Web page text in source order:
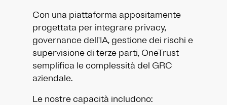
Con una piattaforma appositamente
progettata per integrare privacy,
governance dell'IA, gestione dei rischi e
supervisione di terze parti, OneTrust
semplifica le complessità del GRC
aziendale.
Le nostre capacità includono: